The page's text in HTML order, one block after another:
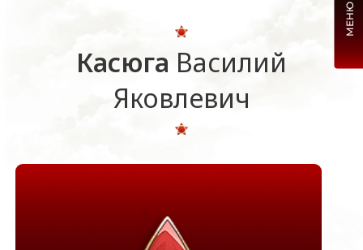
Касюга Василий
Яковлевич
МЕНЮ